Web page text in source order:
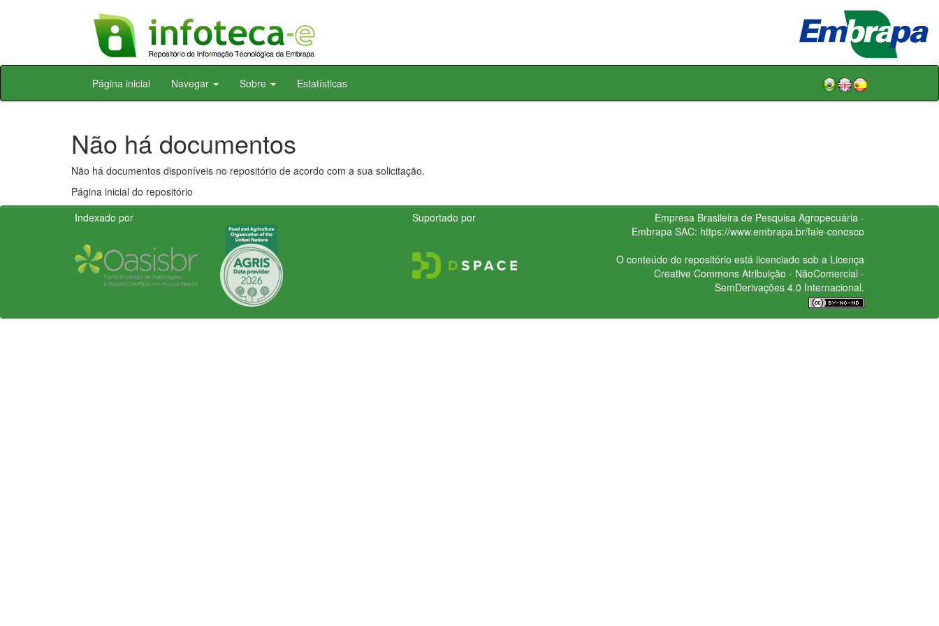
Skip
Página inicial Navegar Sobre Estatísticas
Não há documentos
Não há documentos disponíveis no repositório de acordo com a sua solicitação.
Página inicial do repositório
Indexado por
Suportado por
Empresa Brasileira de Pesquisa Agropecuária -
Embrapa SAC: https://www.embrapa.br/fale-conosco
O conteúdo do repositório está licenciado sob a Licença
Creative CommonsAtribuição - NãoComercial -
SemDerivações 4.0 Internacional.